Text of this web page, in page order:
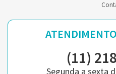
(11)
Segunda a sexta